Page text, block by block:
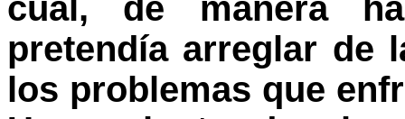
cual, de manera
pretendía arreglar de
los problemas que